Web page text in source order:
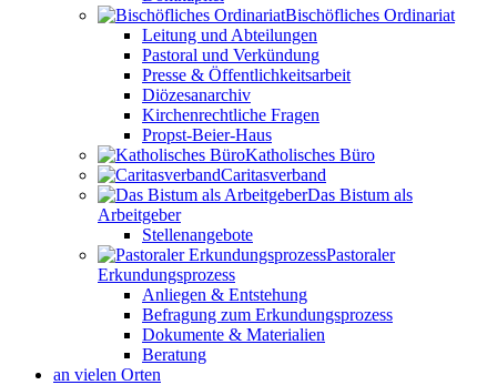
Bischöfliches Ordinariat
Leitung und Abteilungen
Pastoral und Verkündung
Presse & Öffentlichkeitsarbeit
Diözesanarchiv
Kirchenrechtliche Fragen
Propst-Beier-Haus
Katholisches Büro
Caritasverband
Das Bistum als
Arbeitgeber
Stellenangebote
Pastoraler
Erkundungsprozess
Anliegen & Entstehung
Befragung zum Erkundungsprozess
Dokumente & Materialien
Beratung
an vielen Orten